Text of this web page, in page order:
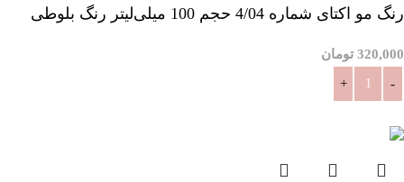
رنگ مو اکتای شماره 4/04 حجم 100 میلی‌لیتر رنگ بلوطی
320,000 تومان